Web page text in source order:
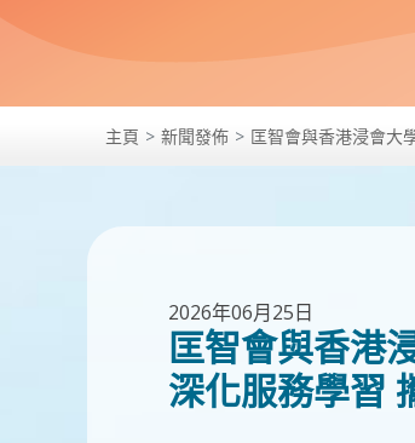
主頁 新聞發佈 匡智會與香港浸會大
2026年06月25日
匡智會與香港
深化服務學習